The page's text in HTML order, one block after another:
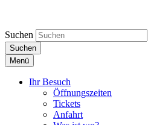
Suchen
Suchen
Menü
Ihr Besuch
Öffnungszeiten
Tickets
Anfahrt